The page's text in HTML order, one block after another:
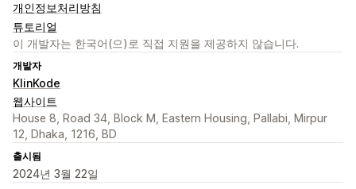
개인정보처리방침
튜토리얼
이 개발자는 한국어(으)로 직접 지원을 제공하지 않습니다.
개발자
KlinKode
웹사이트
House 8, Road 34, Block M, Eastern Housing, Pallabi, Mirpur
12, Dhaka, 1216, BD
출시됨
2024년 3월 22일